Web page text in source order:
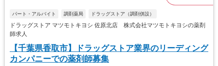
パート・アルバイト 調剤薬局 ドラッグストア（調剤併設）
ドラッグストア マツモトキヨシ 佐原北店 株式会社マツモトキヨシの薬剤
師求人
【千葉県香取市】ドラッグストア業界のリーディング
カンパニーでの薬剤師募集